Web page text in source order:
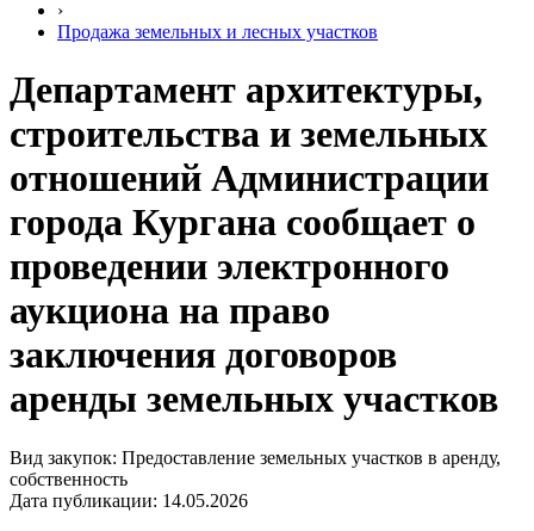
›
Продажа земельных и лесных участков
Департамент архитектуры,
строительства и земельных
отношений Администрации
города Кургана сообщает о
проведении электронного
аукциона на право
заключения договоров
аренды земельных участков
Вид закупок: Предоставление земельных участков в аренду,
собственность
Дата публикации: 14.05.2026